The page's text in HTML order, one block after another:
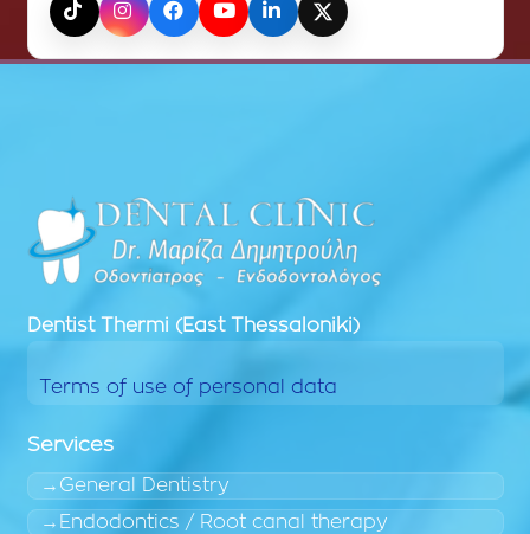
TikTokInstagramFacebookYouTubeLinkedInX (Twitter)
Dentist Thermi (East Thessaloniki)
Terms of use of personal data
Services
General Dentistry
Endodontics / Root canal therapy